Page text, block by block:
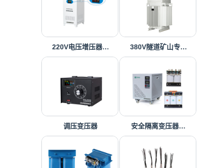
220V电压增压器… 380V隧道矿山专…
调压变压器 安全隔离变压器…